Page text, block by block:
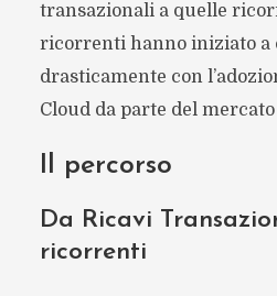
transazionali a quelle
ricorrenti hanno iniziato a
drasticamente con
Cloud da parte del mercato
Il percorso
Da Ricavi
ricorrenti